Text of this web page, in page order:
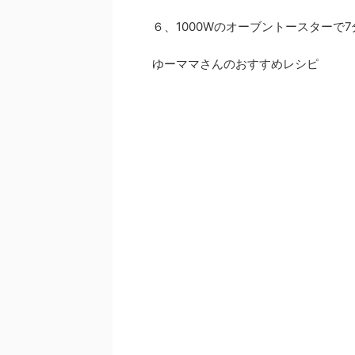
６、1000Wのオーブントースターで7
ゆーママさんのおすすめレシピ